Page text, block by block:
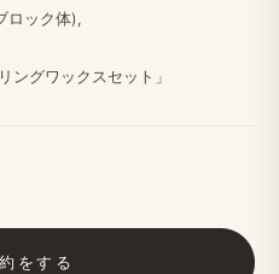
ロック体),
ングワックスセット」
を​する